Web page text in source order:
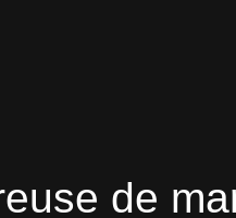
de